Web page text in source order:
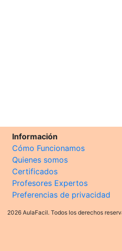
Información
Cómo Funcionamos
Quienes somos
Certificados
Profesores Expertos
Preferencias de privacidad
2026 AulaFacil. Todos los derechos